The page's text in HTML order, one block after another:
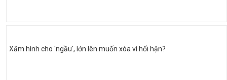
Xăm hình cho 'ngầu', lớn lên muốn xóa vì hối hận?